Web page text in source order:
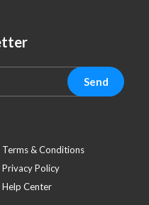
Send
Terms & Conditions
Privacy Policy
Help Center